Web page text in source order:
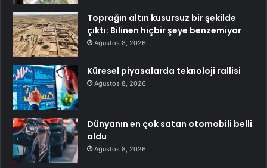
Toprağın altın kusursuz bir şekilde
çıktı: Bilinen hiçbir şeye benzemiyor
Ağustos 8, 2026
Küresel piyasalarda teknoloji rallisi
Ağustos 8, 2026
Dünyanın en çok satan otomobili belli
oldu
Ağustos 8, 2026